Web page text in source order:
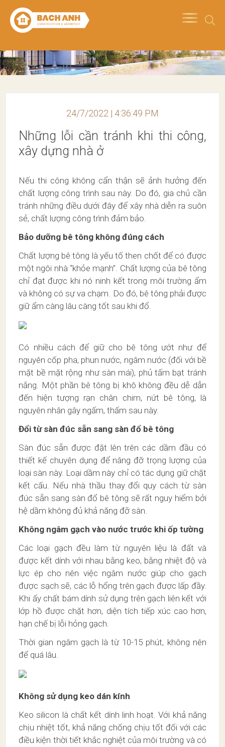
24/7/2022 | 4:36:49 PM
Những lỗi cần tránh khi thi công,
xây dựng nhà ở
Nếu thi công không cẩn thận sẽ ảnh hưởng đến
chất lượng công trình sau này. Do đó, gia chủ cần
tránh những điều dưới đây để xây nhà diễn ra suôn
sẻ, chất lượng công trình đảm bảo.
Bảo dưỡng bê tông không đúng cách
Chất lượng bê tông là yếu tố then chốt để có được
một ngôi nhà “khỏe mạnh”. Chất lượng của bê tông
chỉ đạt được khi nó ninh kết trong môi trường ẩm
và không có sự va chạm. Do đó, bê tông phải được
giữ ẩm càng lâu càng tốt sau khi đổ.
Có nhiều cách để giữ cho bê tông ướt như để
nguyên cốp pha, phun nước, ngâm nước (đối với bề
mặt bề mặt rộng như sàn mái), phủ tấm bạt tránh
nắng. Một phần bê tông bị khô không đều dễ dẫn
đến hiện tượng rạn chân chim, nứt bê tông, là
nguyên nhân gây ngấm, thấm sau này.
Đổi từ sàn đúc sẵn sang sàn đổ bê tông
Sàn đúc sẵn được đặt lên trên các dầm đầu có
thiết kế chuyên dụng để nâng đỡ trọng lượng của
loại sàn này. Loại dầm này chỉ có tác dụng giữ chặt
kết cấu. Nếu nhà thầu thay đổi quy cách từ sàn
đúc sẵn sang sàn đổ bê tông sẽ rất nguy hiểm bởi
hệ dầm không đủ khả năng đỡ sàn.
Không ngâm gạch vào nước trước khi ốp tường
Các loại gạch đều làm từ nguyên liệu là đất và
được kết dính với nhau bằng keo, bằng nhiệt độ và
lực ép cho nên việc ngâm nước giúp cho gạch
được sạch sẽ, các lỗ hổng trên gạch được lấp đầy.
Khi ấy chất bám dính sử dụng trên gạch liên kết với
lớp hồ được chặt hơn, diện tích tiếp xúc cao hơn,
hạn chế bị lỗi hỏng gạch.
Thời gian ngâm gạch là từ 10-15 phút, không nên
để quá lâu.
Không sử dụng keo dán kính
Keo silicon là chất kết dính linh hoạt. Với khả năng
chịu nhiệt tốt, khả năng chống chịu tốt đối với các
điều kiện thời tiết khắc nghiệt của môi trường và có